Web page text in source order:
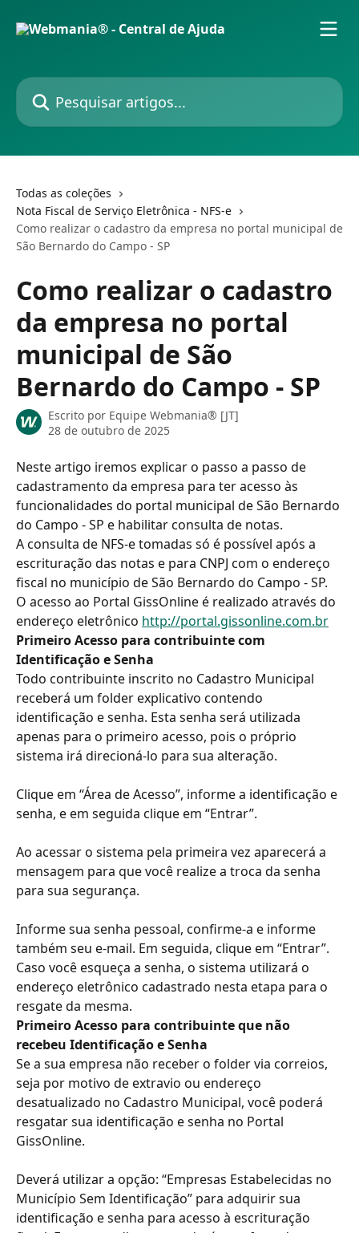
Pesquisar artigos...
Todas as coleções
Nota Fiscal de Serviço Eletrônica - NFS-e
Como realizar o cadastro da empresa no portal municipal de
São Bernardo do Campo - SP
Como realizar o cadastro
da empresa no portal
municipal de São
Bernardo do Campo - SP
Escrito por Equipe Webmania® [JT]
28 de outubro de 2025
Neste artigo iremos explicar o passo a passo de
cadastramento da empresa para ter acesso às
funcionalidades do portal municipal de São Bernardo
do Campo - SP e habilitar consulta de notas.
A consulta de NFS-e tomadas só é possível após a
escrituração das notas e para CNPJ com o endereço
fiscal no município de São Bernardo do Campo - SP.
O acesso ao Portal GissOnline é realizado através do
endereço eletrônico http://portal.gissonline.com.br
Primeiro Acesso para contribuinte com
Identificação e Senha
Todo contribuinte inscrito no Cadastro Municipal
receberá um folder explicativo contendo
identificação e senha. Esta senha será utilizada
apenas para o primeiro acesso, pois o próprio
sistema irá direcioná-lo para sua alteração.
Clique em “Área de Acesso”, informe a identificação e
senha, e em seguida clique em “Entrar”.
Ao acessar o sistema pela primeira vez aparecerá a
mensagem para que você realize a troca da senha
para sua segurança.
Informe sua senha pessoal, confirme-a e informe
também seu e-mail. Em seguida, clique em “Entrar”.
Caso você esqueça a senha, o sistema utilizará o
endereço eletrônico cadastrado nesta etapa para o
resgate da mesma.
Primeiro Acesso para contribuinte que não
recebeu Identificação e Senha
Se a sua empresa não receber o folder via correios,
seja por motivo de extravio ou endereço
desatualizado no Cadastro Municipal, você poderá
resgatar sua identificação e senha no Portal
GissOnline.
Deverá utilizar a opção: “Empresas Estabelecidas no
Município Sem Identificação” para adquirir sua
identificação e senha para acesso à escrituração